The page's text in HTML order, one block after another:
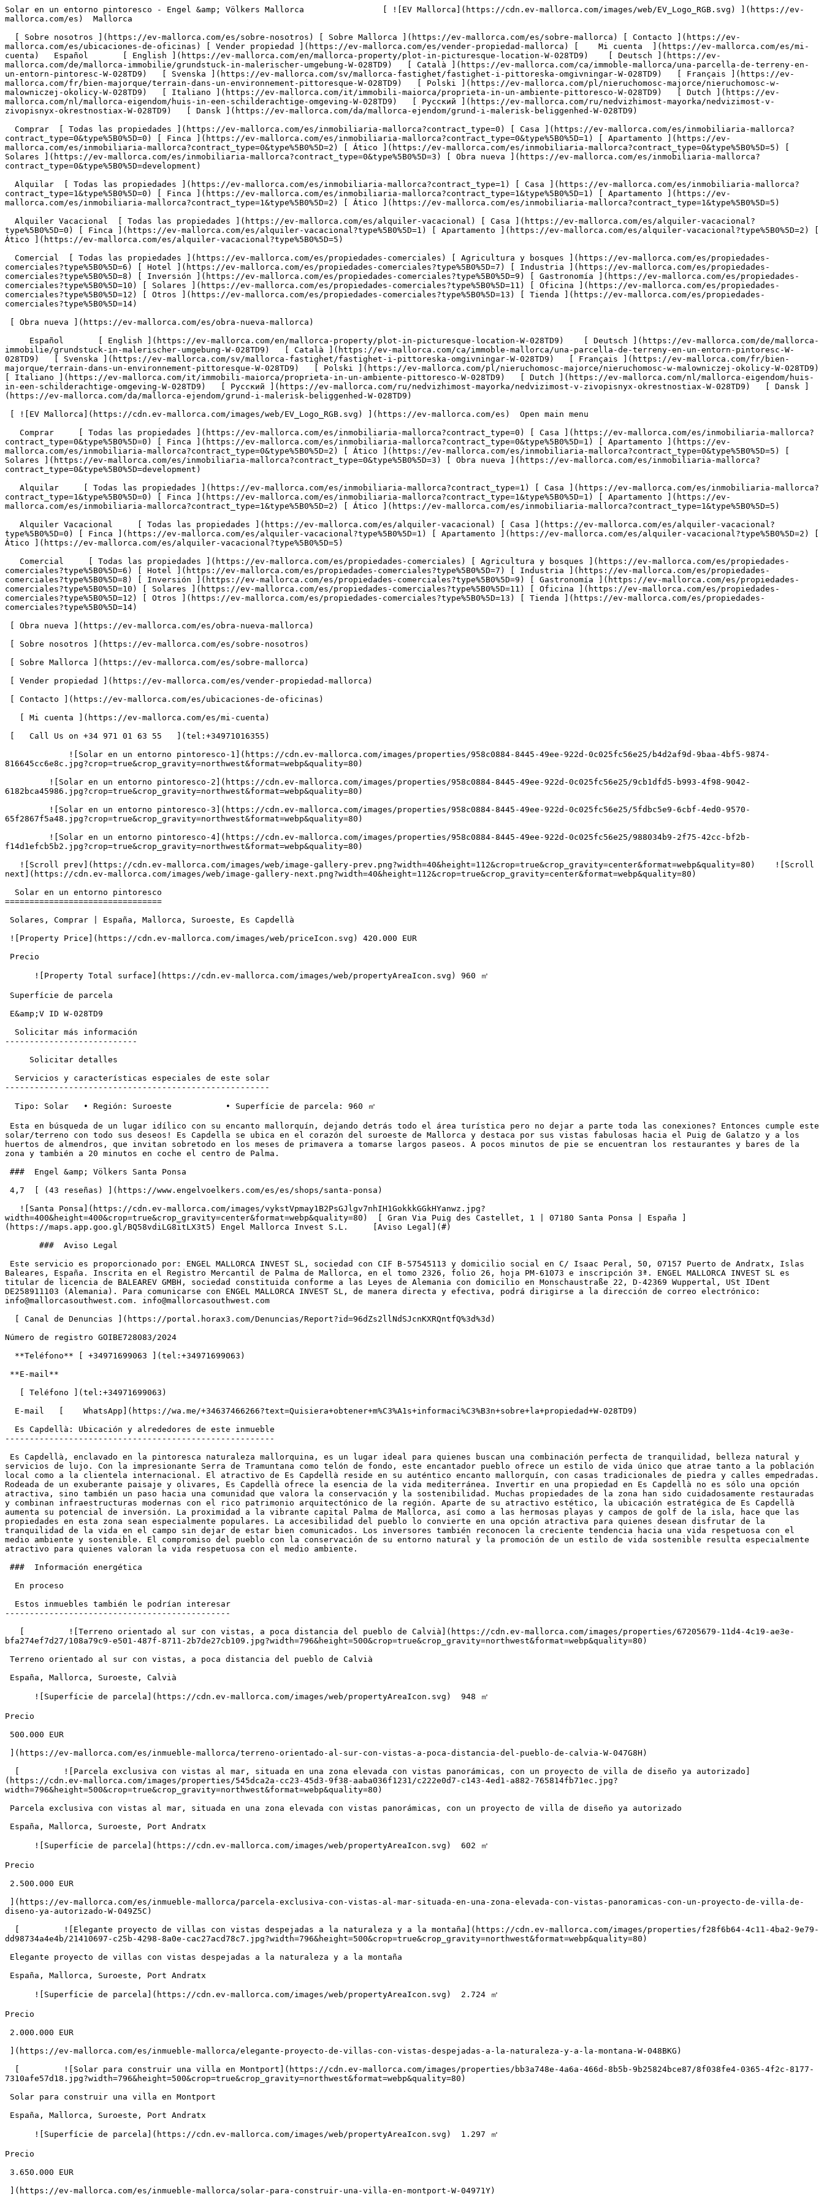
Solar en un entorno pintoresco - Engel &amp; Völkers Mallorca                [ ![EV Mallorca](https://cdn.ev-mallorca.com/images/web/EV_Logo_RGB.svg) ](https://ev-mallorca.com/es)  Mallorca  

  [ Sobre nosotros ](https://ev-mallorca.com/es/sobre-nosotros) [ Sobre Mallorca ](https://ev-mallorca.com/es/sobre-mallorca) [ Contacto ](https://ev-mallorca.com/es/ubicaciones-de-oficinas) [ Vender propiedad ](https://ev-mallorca.com/es/vender-propiedad-mallorca) [    Mi cuenta  ](https://ev-mallorca.com/es/mi-cuenta)   Español       [ English ](https://ev-mallorca.com/en/mallorca-property/plot-in-picturesque-location-W-028TD9)    [ Deutsch ](https://ev-mallorca.com/de/mallorca-immobilie/grundstuck-in-malerischer-umgebung-W-028TD9)   [ Català ](https://ev-mallorca.com/ca/immoble-mallorca/una-parcella-de-terreny-en-un-entorn-pintoresc-W-028TD9)   [ Svenska ](https://ev-mallorca.com/sv/mallorca-fastighet/fastighet-i-pittoreska-omgivningar-W-028TD9)   [ Français ](https://ev-mallorca.com/fr/bien-majorque/terrain-dans-un-environnement-pittoresque-W-028TD9)   [ Polski ](https://ev-mallorca.com/pl/nieruchomosc-majorce/nieruchomosc-w-malowniczej-okolicy-W-028TD9)   [ Italiano ](https://ev-mallorca.com/it/immobili-maiorca/proprieta-in-un-ambiente-pittoresco-W-028TD9)   [ Dutch ](https://ev-mallorca.com/nl/mallorca-eigendom/huis-in-een-schilderachtige-omgeving-W-028TD9)   [ Русский ](https://ev-mallorca.com/ru/nedvizhimost-mayorka/nedvizimost-v-zivopisnyx-okrestnostiax-W-028TD9)   [ Dansk ](https://ev-mallorca.com/da/mallorca-ejendom/grund-i-malerisk-beliggenhed-W-028TD9)   

  Comprar  [ Todas las propiedades ](https://ev-mallorca.com/es/inmobiliaria-mallorca?contract_type=0) [ Casa ](https://ev-mallorca.com/es/inmobiliaria-mallorca?contract_type=0&type%5B0%5D=0) [ Finca ](https://ev-mallorca.com/es/inmobiliaria-mallorca?contract_type=0&type%5B0%5D=1) [ Apartamento ](https://ev-mallorca.com/es/inmobiliaria-mallorca?contract_type=0&type%5B0%5D=2) [ Ático ](https://ev-mallorca.com/es/inmobiliaria-mallorca?contract_type=0&type%5B0%5D=5) [ Solares ](https://ev-mallorca.com/es/inmobiliaria-mallorca?contract_type=0&type%5B0%5D=3) [ Obra nueva ](https://ev-mallorca.com/es/inmobiliaria-mallorca?contract_type=0&type%5B0%5D=development) 

  Alquilar  [ Todas las propiedades ](https://ev-mallorca.com/es/inmobiliaria-mallorca?contract_type=1) [ Casa ](https://ev-mallorca.com/es/inmobiliaria-mallorca?contract_type=1&type%5B0%5D=0) [ Finca ](https://ev-mallorca.com/es/inmobiliaria-mallorca?contract_type=1&type%5B0%5D=1) [ Apartamento ](https://ev-mallorca.com/es/inmobiliaria-mallorca?contract_type=1&type%5B0%5D=2) [ Ático ](https://ev-mallorca.com/es/inmobiliaria-mallorca?contract_type=1&type%5B0%5D=5) 

  Alquiler Vacacional  [ Todas las propiedades ](https://ev-mallorca.com/es/alquiler-vacacional) [ Casa ](https://ev-mallorca.com/es/alquiler-vacacional?type%5B0%5D=0) [ Finca ](https://ev-mallorca.com/es/alquiler-vacacional?type%5B0%5D=1) [ Apartamento ](https://ev-mallorca.com/es/alquiler-vacacional?type%5B0%5D=2) [ Ático ](https://ev-mallorca.com/es/alquiler-vacacional?type%5B0%5D=5) 

  Comercial  [ Todas las propiedades ](https://ev-mallorca.com/es/propiedades-comerciales) [ Agricultura y bosques ](https://ev-mallorca.com/es/propiedades-comerciales?type%5B0%5D=6) [ Hotel ](https://ev-mallorca.com/es/propiedades-comerciales?type%5B0%5D=7) [ Industria ](https://ev-mallorca.com/es/propiedades-comerciales?type%5B0%5D=8) [ Inversión ](https://ev-mallorca.com/es/propiedades-comerciales?type%5B0%5D=9) [ Gastronomía ](https://ev-mallorca.com/es/propiedades-comerciales?type%5B0%5D=10) [ Solares ](https://ev-mallorca.com/es/propiedades-comerciales?type%5B0%5D=11) [ Oficina ](https://ev-mallorca.com/es/propiedades-comerciales?type%5B0%5D=12) [ Otros ](https://ev-mallorca.com/es/propiedades-comerciales?type%5B0%5D=13) [ Tienda ](https://ev-mallorca.com/es/propiedades-comerciales?type%5B0%5D=14) 

 [ Obra nueva ](https://ev-mallorca.com/es/obra-nueva-mallorca) 

     Español       [ English ](https://ev-mallorca.com/en/mallorca-property/plot-in-picturesque-location-W-028TD9)    [ Deutsch ](https://ev-mallorca.com/de/mallorca-immobilie/grundstuck-in-malerischer-umgebung-W-028TD9)   [ Català ](https://ev-mallorca.com/ca/immoble-mallorca/una-parcella-de-terreny-en-un-entorn-pintoresc-W-028TD9)   [ Svenska ](https://ev-mallorca.com/sv/mallorca-fastighet/fastighet-i-pittoreska-omgivningar-W-028TD9)   [ Français ](https://ev-mallorca.com/fr/bien-majorque/terrain-dans-un-environnement-pittoresque-W-028TD9)   [ Polski ](https://ev-mallorca.com/pl/nieruchomosc-majorce/nieruchomosc-w-malowniczej-okolicy-W-028TD9)   [ Italiano ](https://ev-mallorca.com/it/immobili-maiorca/proprieta-in-un-ambiente-pittoresco-W-028TD9)   [ Dutch ](https://ev-mallorca.com/nl/mallorca-eigendom/huis-in-een-schilderachtige-omgeving-W-028TD9)   [ Русский ](https://ev-mallorca.com/ru/nedvizhimost-mayorka/nedvizimost-v-zivopisnyx-okrestnostiax-W-028TD9)   [ Dansk ](https://ev-mallorca.com/da/mallorca-ejendom/grund-i-malerisk-beliggenhed-W-028TD9)   

 [ ![EV Mallorca](https://cdn.ev-mallorca.com/images/web/EV_Logo_RGB.svg) ](https://ev-mallorca.com/es)  Open main menu    

   Comprar     [ Todas las propiedades ](https://ev-mallorca.com/es/inmobiliaria-mallorca?contract_type=0) [ Casa ](https://ev-mallorca.com/es/inmobiliaria-mallorca?contract_type=0&type%5B0%5D=0) [ Finca ](https://ev-mallorca.com/es/inmobiliaria-mallorca?contract_type=0&type%5B0%5D=1) [ Apartamento ](https://ev-mallorca.com/es/inmobiliaria-mallorca?contract_type=0&type%5B0%5D=2) [ Ático ](https://ev-mallorca.com/es/inmobiliaria-mallorca?contract_type=0&type%5B0%5D=5) [ Solares ](https://ev-mallorca.com/es/inmobiliaria-mallorca?contract_type=0&type%5B0%5D=3) [ Obra nueva ](https://ev-mallorca.com/es/inmobiliaria-mallorca?contract_type=0&type%5B0%5D=development) 

   Alquilar     [ Todas las propiedades ](https://ev-mallorca.com/es/inmobiliaria-mallorca?contract_type=1) [ Casa ](https://ev-mallorca.com/es/inmobiliaria-mallorca?contract_type=1&type%5B0%5D=0) [ Finca ](https://ev-mallorca.com/es/inmobiliaria-mallorca?contract_type=1&type%5B0%5D=1) [ Apartamento ](https://ev-mallorca.com/es/inmobiliaria-mallorca?contract_type=1&type%5B0%5D=2) [ Ático ](https://ev-mallorca.com/es/inmobiliaria-mallorca?contract_type=1&type%5B0%5D=5) 

   Alquiler Vacacional     [ Todas las propiedades ](https://ev-mallorca.com/es/alquiler-vacacional) [ Casa ](https://ev-mallorca.com/es/alquiler-vacacional?type%5B0%5D=0) [ Finca ](https://ev-mallorca.com/es/alquiler-vacacional?type%5B0%5D=1) [ Apartamento ](https://ev-mallorca.com/es/alquiler-vacacional?type%5B0%5D=2) [ Ático ](https://ev-mallorca.com/es/alquiler-vacacional?type%5B0%5D=5) 

   Comercial     [ Todas las propiedades ](https://ev-mallorca.com/es/propiedades-comerciales) [ Agricultura y bosques ](https://ev-mallorca.com/es/propiedades-comerciales?type%5B0%5D=6) [ Hotel ](https://ev-mallorca.com/es/propiedades-comerciales?type%5B0%5D=7) [ Industria ](https://ev-mallorca.com/es/propiedades-comerciales?type%5B0%5D=8) [ Inversión ](https://ev-mallorca.com/es/propiedades-comerciales?type%5B0%5D=9) [ Gastronomía ](https://ev-mallorca.com/es/propiedades-comerciales?type%5B0%5D=10) [ Solares ](https://ev-mallorca.com/es/propiedades-comerciales?type%5B0%5D=11) [ Oficina ](https://ev-mallorca.com/es/propiedades-comerciales?type%5B0%5D=12) [ Otros ](https://ev-mallorca.com/es/propiedades-comerciales?type%5B0%5D=13) [ Tienda ](https://ev-mallorca.com/es/propiedades-comerciales?type%5B0%5D=14) 

 [ Obra nueva ](https://ev-mallorca.com/es/obra-nueva-mallorca) 

 [ Sobre nosotros ](https://ev-mallorca.com/es/sobre-nosotros) 

 [ Sobre Mallorca ](https://ev-mallorca.com/es/sobre-mallorca) 

 [ Vender propiedad ](https://ev-mallorca.com/es/vender-propiedad-mallorca) 

 [ Contacto ](https://ev-mallorca.com/es/ubicaciones-de-oficinas) 

   [ Mi cuenta ](https://ev-mallorca.com/es/mi-cuenta) 

 [   Call Us on +34 971 01 63 55   ](tel:+34971016355) 

             ![Solar en un entorno pintoresco-1](https://cdn.ev-mallorca.com/images/properties/958c0884-8445-49ee-922d-0c025fc56e25/b4d2af9d-9baa-4bf5-9874-816645cc6e8c.jpg?crop=true&crop_gravity=northwest&format=webp&quality=80)  

         ![Solar en un entorno pintoresco-2](https://cdn.ev-mallorca.com/images/properties/958c0884-8445-49ee-922d-0c025fc56e25/9cb1dfd5-b993-4f98-9042-6182bca45986.jpg?crop=true&crop_gravity=northwest&format=webp&quality=80)  

         ![Solar en un entorno pintoresco-3](https://cdn.ev-mallorca.com/images/properties/958c0884-8445-49ee-922d-0c025fc56e25/5fdbc5e9-6cbf-4ed0-9570-65f2867f5a48.jpg?crop=true&crop_gravity=northwest&format=webp&quality=80)  

         ![Solar en un entorno pintoresco-4](https://cdn.ev-mallorca.com/images/properties/958c0884-8445-49ee-922d-0c025fc56e25/988034b9-2f75-42cc-bf2b-f14d1efcb5b2.jpg?crop=true&crop_gravity=northwest&format=webp&quality=80)  

   ![Scroll prev](https://cdn.ev-mallorca.com/images/web/image-gallery-prev.png?width=40&height=112&crop=true&crop_gravity=center&format=webp&quality=80)    ![Scroll next](https://cdn.ev-mallorca.com/images/web/image-gallery-next.png?width=40&height=112&crop=true&crop_gravity=center&format=webp&quality=80)  

  Solar en un entorno pintoresco 
================================

 Solares, Comprar | España, Mallorca, Suroeste, Es Capdellà

 ![Property Price](https://cdn.ev-mallorca.com/images/web/priceIcon.svg) 420.000 EUR

 Precio

      ![Property Total surface](https://cdn.ev-mallorca.com/images/web/propertyAreaIcon.svg) 960 ㎡

 Superfície de parcela

 E&amp;V ID W-028TD9

  Solicitar más información 
---------------------------

     Solicitar detalles  

  Servicios y características especiales de este solar 
------------------------------------------------------

  Tipo: Solar   • Región: Suroeste           • Superfície de parcela: 960 ㎡

 Esta en búsqueda de un lugar idílico con su encanto mallorquín, dejando detrás todo el área turística pero no